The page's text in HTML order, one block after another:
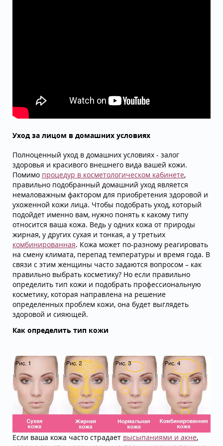
Уход за лицом в домашних условиях
Полноценный уход в домашних условиях - залог
здоровья и красивого внешнего вида вашей кожи.
Помимо процедур в косметологическом кабинете,
правильно подобранный домашний уход является
немаловажным фактором для приобретения здоровой и
ухоженной кожи лица. Чтобы подобрать уход, который
подойдет именно вам, нужно понять к какому типу
относится ваша кожа. Ведь у одних кожа от природы
жирная, у других сухая и тонкая, а у третьих
комбинированная. Кожа может по-разному реагировать
на смену климата, перепад температуры и время года. В
связи с этим женщины часто задаются вопросом – как
правильно выбрать косметику? Но если правильно
определить тип кожи и подобрать профессиональную
косметику, которая направлена на решение
определенных проблем кожи, она будет выглядеть
здоровой и сияющей.
Как определить тип кожи
Если ваша кожа часто страдает высыпаниями и акне,